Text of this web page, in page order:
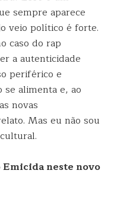
sempre aparece
veio político é forte.
caso do rap
a autenticidade
periférico e
alimenta e, ao
novas
Mas eu não sou
Emicida neste novo